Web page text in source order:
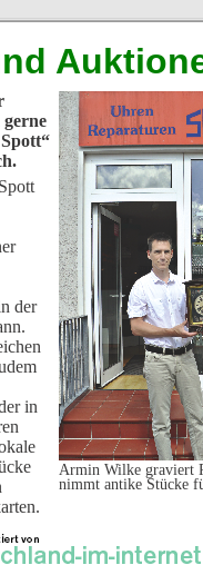
der
in
Armin Wilke graviert
nimmt antike Stücke